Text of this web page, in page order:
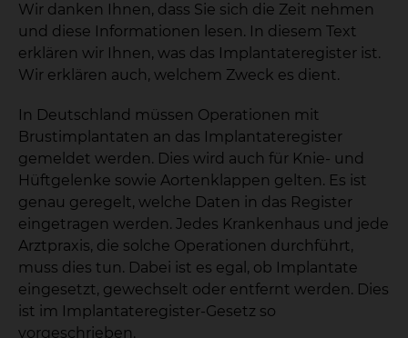
Wir danken Ihnen, dass Sie sich die Zeit nehmen
und diese Informationen lesen. In diesem Text
erklären wir Ihnen, was das Implantateregister ist.
Wir erklären auch, welchem Zweck es dient.
In Deutschland müssen Operationen mit
Brustimplantaten an das Implantateregister
gemeldet werden. Dies wird auch für Knie- und
Hüftgelenke sowie Aortenklappen gelten. Es ist
genau geregelt, welche Daten in das Register
eingetragen werden. Jedes Krankenhaus und jede
Arztpraxis, die solche Operationen durchführt,
muss dies tun. Dabei ist es egal, ob Implantate
eingesetzt, gewechselt oder entfernt werden. Dies
ist im Implantateregister-Gesetz so
vorgeschrieben.